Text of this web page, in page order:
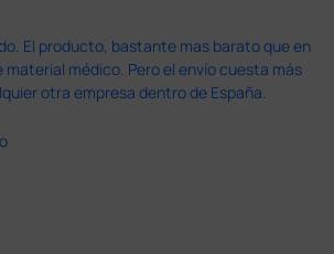
El producto, bastante mas barato que en
médico. Pero el envío cuesta más
otra empresa dentro de España.